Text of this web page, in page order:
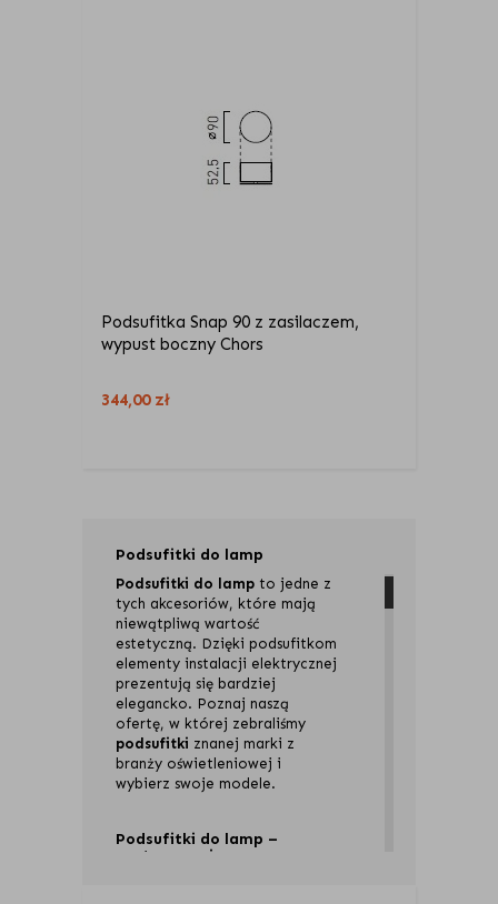
Podsufitka Snap 90 z zasilaczem,
wypust boczny Chors
344,00 zł
Podsufitki do lamp
Podsufitki do lamp to jedne z
tych akcesoriów, które mają
niewątpliwą wartość
estetyczną. Dzięki podsufitkom
elementy instalacji elektrycznej
prezentują się bardziej
elegancko. Poznaj naszą
ofertę, w której zebraliśmy
podsufitki znanej marki z
branży oświetleniowej i
wybierz swoje modele.
Podsufitki do lamp –
zastosowanie